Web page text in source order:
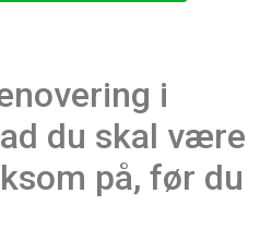
i
du skal være
på, før du